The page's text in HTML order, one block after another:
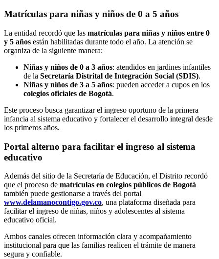
Matrículas para niñas y niños de 0 a 5 años
La entidad recordó que las matrículas para niñas y niños entre 0
y 5 años están habilitadas durante todo el año. La atención se
organiza de la siguiente manera:
Niñas y niños de 0 a 3 años: atendidos en jardines infantiles
de la Secretaría Distrital de Integración Social (SDIS).
Niñas y niños de 3 a 5 años: pueden acceder a cupos en los
colegios oficiales de Bogotá.
Este proceso busca garantizar el ingreso oportuno de la primera
infancia al sistema educativo y fortalecer el desarrollo integral desde
los primeros años.
Portal alterno para facilitar el ingreso al sistema
educativo
Además del sitio de la Secretaría de Educación, el Distrito recordó
que el proceso de matrículas en colegios públicos de Bogotá
también puede gestionarse a través del portal
www.delamanocontigo.gov.co, una plataforma diseñada para
facilitar el ingreso de niñas, niños y adolescentes al sistema
educativo oficial.
Ambos canales ofrecen información clara y acompañamiento
institucional para que las familias realicen el trámite de manera
segura y confiable.